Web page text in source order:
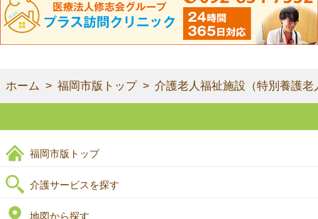
ホーム 福岡市版トップ 介護老人福祉施設（特別養護
福岡市版トップ
介護サービスを探す
地図から探す